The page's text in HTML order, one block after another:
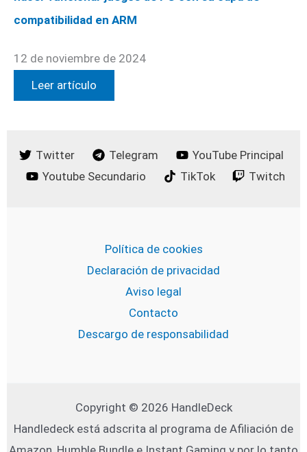
compatibilidad en ARM
12 de noviembre de 2024
Leer artículo
Twitter Telegram
YouTube Principal
Youtube Secundario
TikTok Twitch
Política de cookies
Declaración de privacidad
Aviso legal
Contacto
Descargo de responsabilidad
Copyright © 2026 HandleDeck
Handledeck está adscrita al programa de Afiliación de